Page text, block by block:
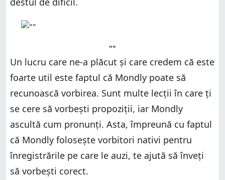
""
Un lucru care ne-a plăcut și care credem că este
foarte util este faptul că Mondly poate să
recunoască vorbirea. Sunt multe lecții în care ți
se cere să vorbești propoziții, iar Mondly
ascultă cum pronunți. Asta, împreună cu faptul
că Mondly folosește vorbitori nativi pentru
înregistrările pe care le auzi, te ajută să înveți
să vorbești corect.